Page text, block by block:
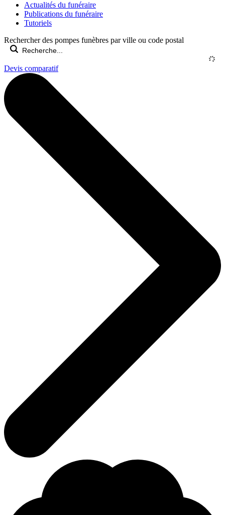
Actualités du funéraire
Publications du funéraire
Tutoriels
Rechercher des pompes funèbres par ville ou code postal
Devis comparatif